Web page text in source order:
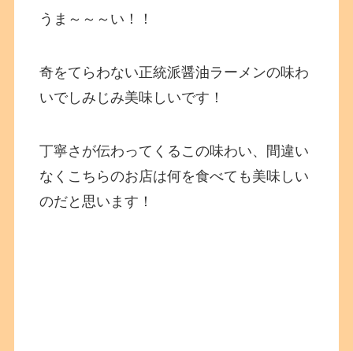
うま～～～い！！
奇をてらわない正統派醤油ラーメンの味わ
いでしみじみ美味しいです！
丁寧さが伝わってくるこの味わい、間違い
なくこちらのお店は何を食べても美味しい
のだと思います！